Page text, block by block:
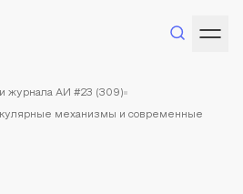
журнала АИ #23 (309)
механизмы и современные